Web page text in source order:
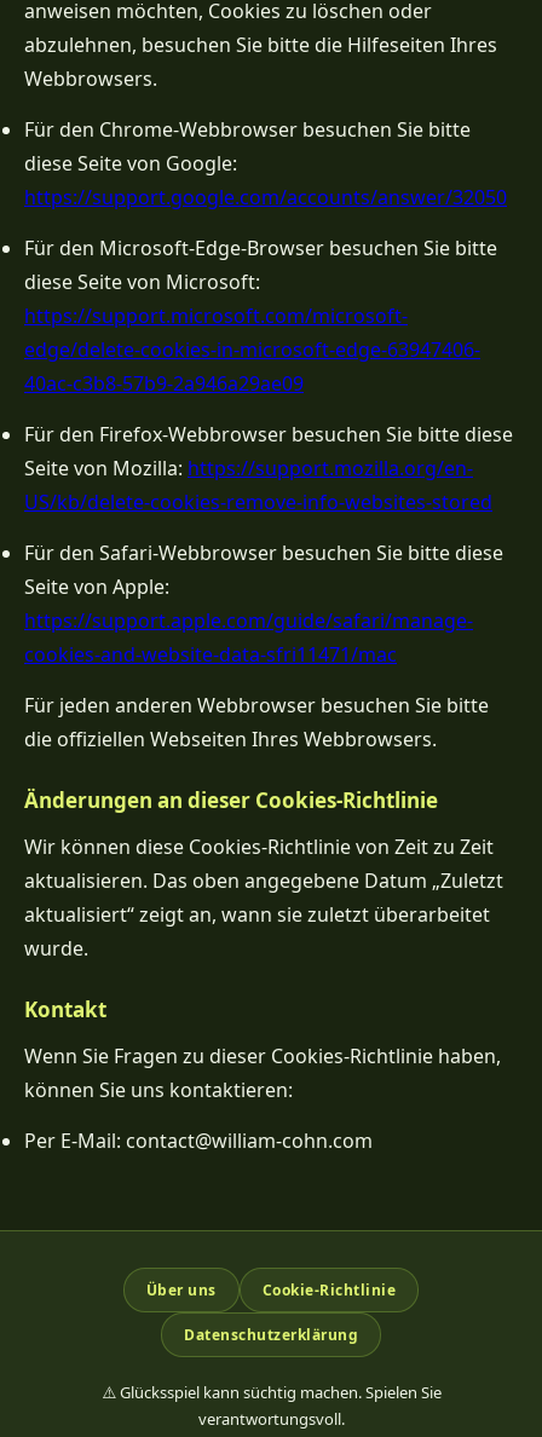
anweisen möchten, Cookies zu löschen oder
abzulehnen, besuchen Sie bitte die Hilfeseiten Ihres
Webbrowsers.
Für den Chrome-Webbrowser besuchen Sie bitte
diese Seite von Google:
https://support.google.com/accounts/answer/32050
Für den Microsoft-Edge-Browser besuchen Sie bitte
diese Seite von Microsoft:
https://support.microsoft.com/microsoft-
edge/delete-cookies-in-microsoft-edge-63947406-
40ac-c3b8-57b9-2a946a29ae09
Für den Firefox-Webbrowser besuchen Sie bitte diese
Seite von Mozilla: https://support.mozilla.org/en-
US/kb/delete-cookies-remove-info-websites-stored
Für den Safari-Webbrowser besuchen Sie bitte diese
Seite von Apple:
https://support.apple.com/guide/safari/manage-
cookies-and-website-data-sfri11471/mac
Für jeden anderen Webbrowser besuchen Sie bitte
die offiziellen Webseiten Ihres Webbrowsers.
Änderungen an dieser Cookies-Richtlinie
Wir können diese Cookies-Richtlinie von Zeit zu Zeit
aktualisieren. Das oben angegebene Datum „Zuletzt
aktualisiert“ zeigt an, wann sie zuletzt überarbeitet
wurde.
Kontakt
Wenn Sie Fragen zu dieser Cookies-Richtlinie haben,
können Sie uns kontaktieren:
Per E-Mail: contact@william-cohn.com
Über uns Cookie-Richtlinie
Datenschutzerklärung
⚠️ Glücksspiel kann süchtig machen. Spielen Sie
verantwortungsvoll.